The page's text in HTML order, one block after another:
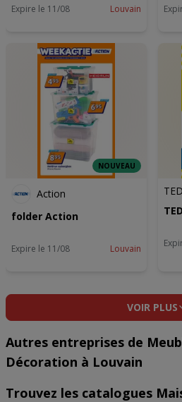
Expire le 11/08 Louvain
NOUVEAU
Action
folder Action
Expire le 11/08 Louvain
VOIR PLUS
Autres entreprises de
Décoration à Louvain
Trouvez les catalogues